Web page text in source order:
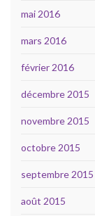
mai 2016
mars 2016
février 2016
décembre 2015
novembre 2015
octobre 2015
septembre 2015
août 2015